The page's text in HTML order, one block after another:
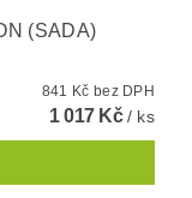
(SADA)
841 Kč bez DPH
1 017 Kč/ ks